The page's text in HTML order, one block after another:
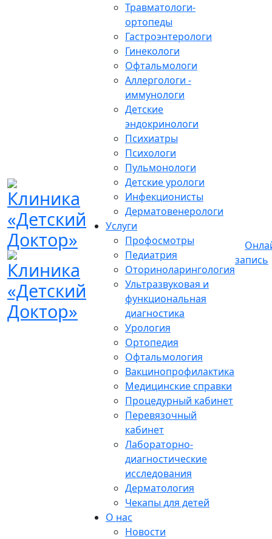
Травматологи-
ортопеды
Гастроэнтерологи
Гинекологи
Офтальмологи
Аллергологи -
иммунологи
Детские
эндокринологи
Психиатры
Психологи
Пульмонологи
Детские урологи
Инфекционисты
Дерматовенерологи
Услуги
Профосмотры
Педиатрия
Оториноларингология
Ультразвуковая и
функциональная
диагностика
Урология
Ортопедия
Офтальмология
Вакцинопрофилактика
Медицинские справки
Процедурный кабинет
Перевязочный
кабинет
Лабораторно-
диагностические
исследования
Дерматология
Чекапы для детей
О нас
Новости
запись